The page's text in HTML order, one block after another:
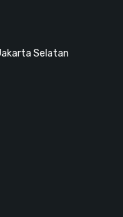
Selatan